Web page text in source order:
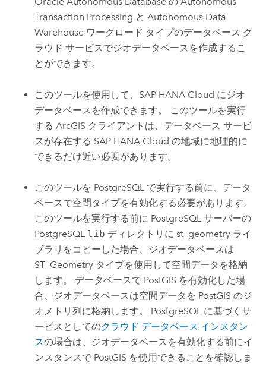
Transaction Processing とAutonomous Data
Warehouse ワークロード タイプのデータベース ク
ラウド サービスでジオデータベースを作成するこ
とができます。
このツールを使用して、 SAP HANA Cloud にジオ
データベースを作成できます。 このツールを実行
する ArcGIS クライアントは、データベース サービ
スが存在する SAP HANA Cloud の地域に地理的に
できるだけ近い必要があります。
このツールを PostgreSQL で実行する前に、データ
ベースで空間タイプを有効化する必要があります。
このツールを実行する前に PostgreSQL サーバーの
PostgreSQL lib ディレクトリに st_geometry ライ
ブラリをコピーした場合、ジオデータベースは
ST_Geometry タイプを使用して空間データを格納
します。 データベースで PostGIS を有効化した場
合、ジオデータベースは空間データを PostGIS のジ
オメトリ列に格納します。 PostgreSQL に基づくサ
ービスとしてのクラウド データベース インスタン
スの場合は、ジオデータベースを有効化する前にイ
ンスタンスで PostGIS を使用できることを確認しま